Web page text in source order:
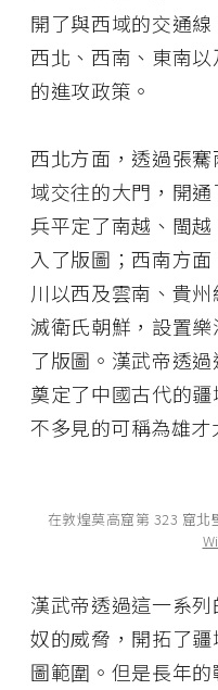
開了與西域的交通
西北、西南、東南
的進攻政策。
西北方面，透過張
域交往的大門，開
兵平定了南越、閩
入了版圖；西南方
川以西及雲南、貴
滅衛氏朝鮮，設置
了版圖。漢武帝透
奠定了中國古代的
不多見的可稱為雄才
在敦煌莫高窟第 323 窟
漢武帝透過這一系
奴的威脅，開拓了
圖範圍。但是長年